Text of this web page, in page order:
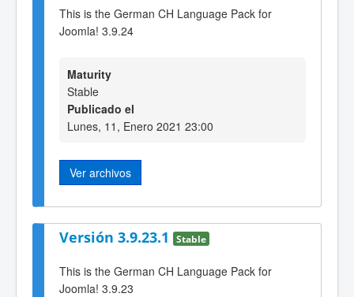
This is the German CH Language Pack for
Joomla! 3.9.24
Maturity
Stable
Publicado el
Lunes, 11, Enero 2021 23:00
Ver archivos
Versión 3.9.23.1 Stable
This is the German CH Language Pack for
Joomla! 3.9.23